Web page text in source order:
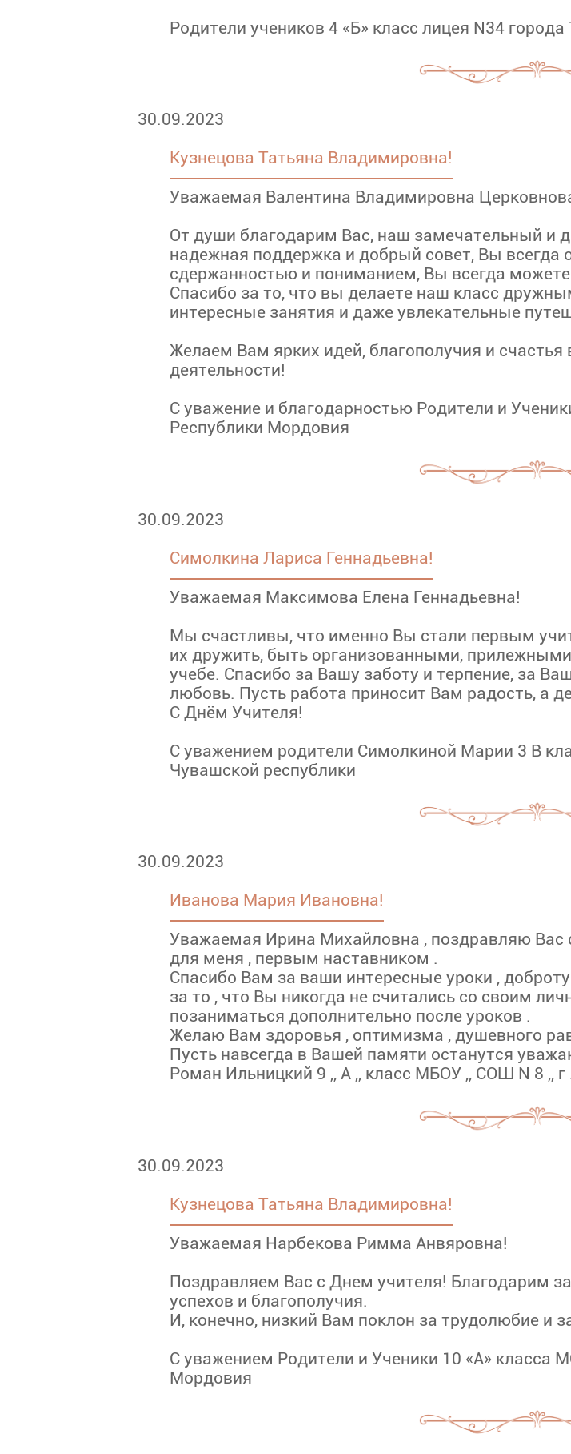
Родители учеников 4 «Б» класс лицея N34
30.09.2023
Кузнецова Татьяна Владимировна!
Уважаемая Валентина Владимировна
От души благодарим Вас, наш замечательный и
надежная поддержка и добрый совет, Вы всегда
сдержанностью и пониманием, Вы всегда
Спасибо за то, что вы делаете наш класс
интересные занятия и даже увлекательные
Желаем Вам ярких идей, благополучия и счастья
деятельности!
С уважение и благодарностью Родители и
Республики Мордовия
30.09.2023
Симолкина Лариса Геннадьевна!
Уважаемая Максимова Елена Геннадьевна!
Мы счастливы, что именно Вы стали первым
их дружить, быть организованными,
учебе. Спасибо за Вашу заботу и терпение, за
любовь. Пусть работа приносит Вам радость, а
С Днём Учителя!
С уважением родители Симолкиной Марии 3 В
Чувашской республики
30.09.2023
Иванова Мария Ивановна!
Уважаемая Ирина Михайловна , поздравляю
для меня , первым наставником .
Спасибо Вам за ваши интересные уроки ,
за то , что Вы никогда не считались со своим
позаниматься дополнительно после уроков .
Желаю Вам здоровья , оптимизма , душевного
Пусть навсегда в Вашей памяти останутся
Роман Ильницкий 9 ,, А ,, класс МБОУ ,, СОШ N 8 ,,
30.09.2023
Кузнецова Татьяна Владимировна!
Уважаемая Нарбекова Римма Анвяровна!
Поздравляем Вас с Днем учителя! Благодарим
успехов и благополучия.
И, конечно, низкий Вам поклон за трудолюбие и
С уважением Родители и Ученики 10 «А»
Мордовия